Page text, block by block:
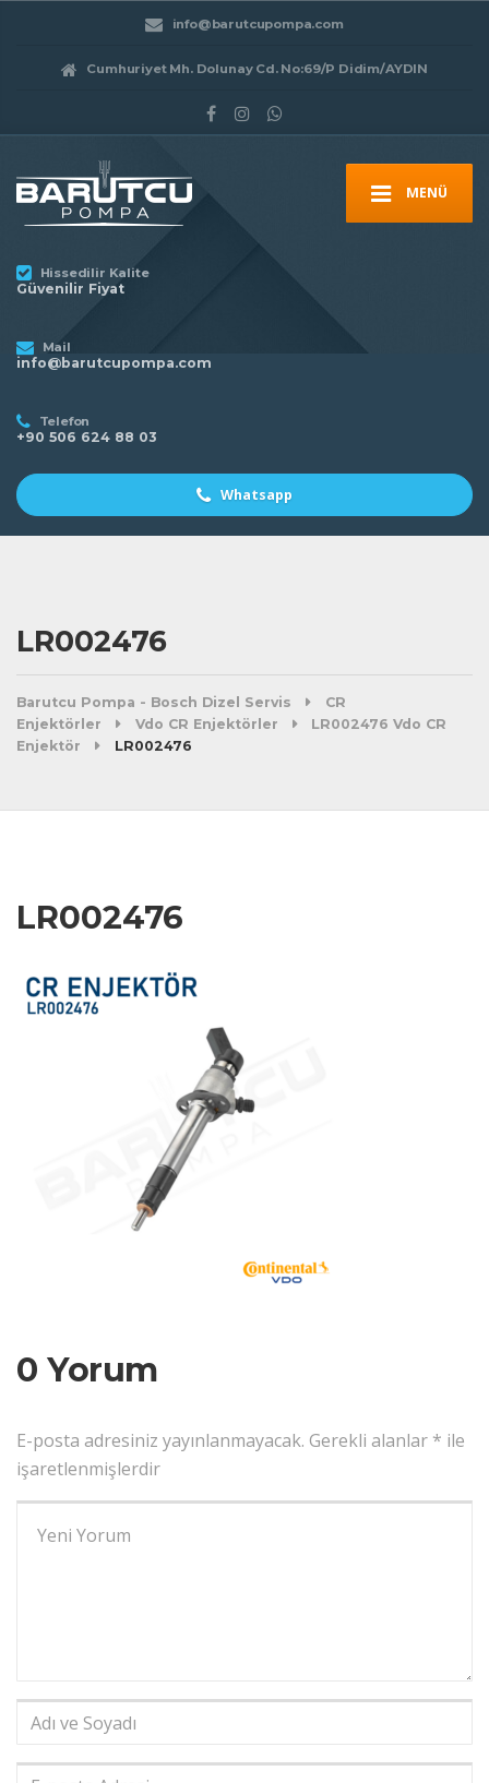
info@barutcupompa.com
Cumhuriyet Mh. Dolunay Cd. No:69/P Didim/AYDIN
MENÜ
Hissedilir Kalite
Güvenilir Fiyat
Mail
info@barutcupompa.com
Telefon
+90 506 624 88 03
Whatsapp
LR002476
Barutcu Pompa - Bosch Dizel Servis
CR
Enjektörler
Vdo CR Enjektörler
LR002476 Vdo CR
Enjektör
LR002476
LR002476
0 Yorum
E-posta adresiniz yayınlanmayacak. Gerekli alanlar * ile
işaretlenmişlerdir
Adı
Soyadı*